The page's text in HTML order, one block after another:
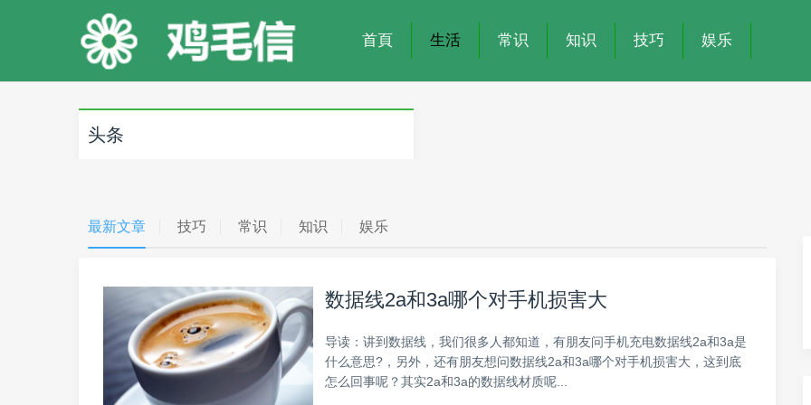
首頁 生活 常识 知识 技巧 娱乐
头条
最新文章 技巧 常识 知识 娱乐
数据线2a和3a哪个对手机损害大
导读：讲到数据线，我们很多人都知道，有朋友问手机充电数据线2a和3a是
什么意思?，另外，还有朋友想问数据线2a和3a哪个对手机损害大，这到底
怎么回事呢？其实2a和3a的数据线材质呢...